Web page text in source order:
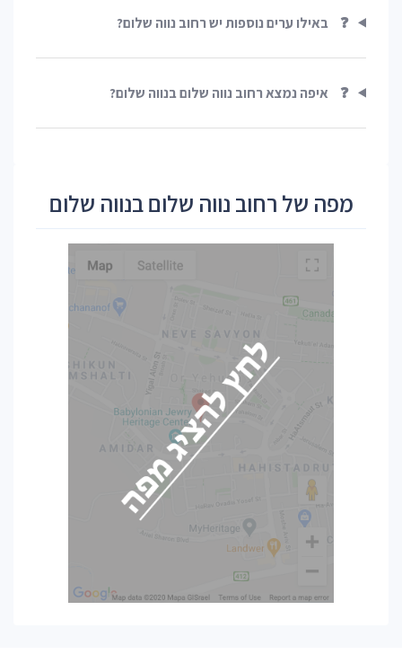
❓ באילו ערים נוספות יש רחוב נווה שלום?
❓ איפה נמצא רחוב נווה שלום בנווה שלום?
מפה של רחוב נווה שלום בנווה שלום